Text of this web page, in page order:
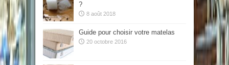
?
8 août 2018
Guide pour choisir votre matelas
20 octobre 2016